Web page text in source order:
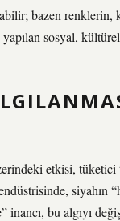
bazen renklerin,
sosyal,
etkisi,
siyahın
bu algıyı